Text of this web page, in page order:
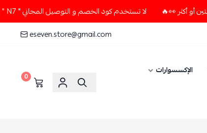
لا تستخدم كود الخصم و التوصيل المجاني " N7 " إلا إذا طلبت قطعتين أو أكثر 👀🔥
eseven.store@gmail.com
الإكسسوارات
0